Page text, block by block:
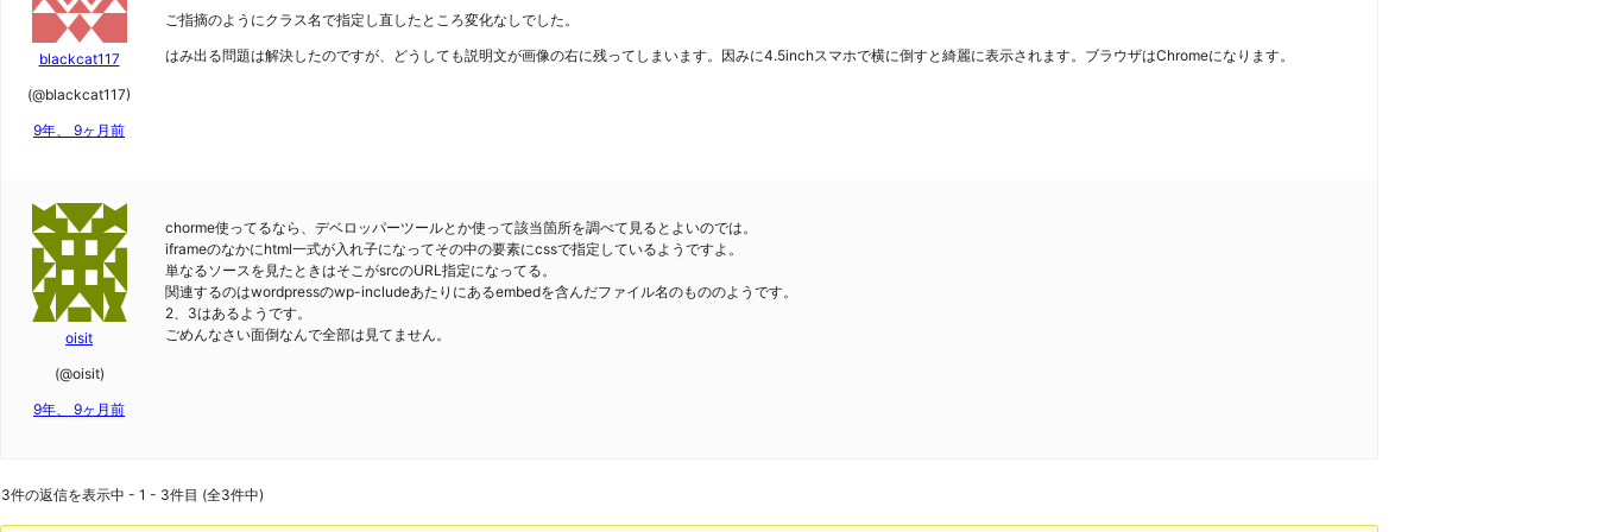
blackcat117
(@blackcat117)
9年、 9ヶ月前
ご指摘のようにクラス名で指定し直したところ変化なしでした。
はみ出る問題は解決したのですが、どうしても説明文が画像の右に残ってしまいます。因みに4.5inchスマホで横に倒すと綺麗に表示されます。ブラウザはChromeになります。
oisit
(@oisit)
9年、 9ヶ月前
chorme使ってるなら、デベロッパーツールとか使って該当箇所を調べて見るとよいのでは。
iframeのなかにhtml一式が入れ子になってその中の要素にcssで指定しているようですよ。
単なるソースを見たときはそこがsrcのURL指定になってる。
関連するのはwordpressのwp-includeあたりにあるembedを含んだファイル名のもののようです。
2、3はあるようです。
ごめんなさい面倒なんで全部は見てません。
3件の返信を表示中 - 1 - 3件目 (全3件中)